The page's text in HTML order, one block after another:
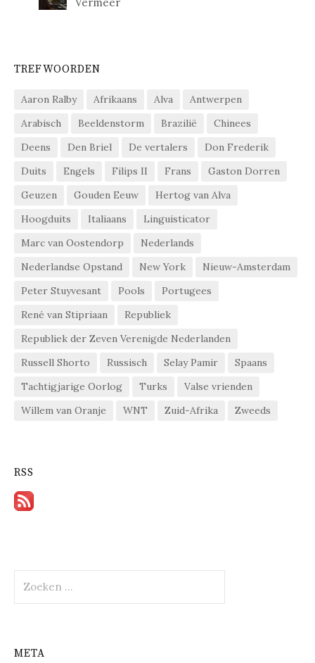
TREFWOORDEN
Aaron Ralby Afrikaans Alva
Antwerpen
Arabisch
Beeldenstorm Brazilië
Chinees
Deens
Den Briel De vertalers
Don Frederik
Duits
Engels Filips II Frans
Gaston Dorren
Geuzen
Gouden Eeuw
Hertog van Alva
Hoogduits
Italiaans
Linguisticator
Marc van Oostendorp
Nederlands
Nederlandse Opstand
New York
Nieuw-Amsterdam
Peter Stuyvesant
Pools
Portugees
René van Stipriaan
Republiek
Republiek der Zeven Verenigde Nederlanden
Russell Shorto
Russisch Selay Pamir
Spaans
Tachtigjarige Oorlog
Turks
Valse vrienden
Willem van Oranje
WNT Zuid-Afrika Zweeds
RSS
naar:
META